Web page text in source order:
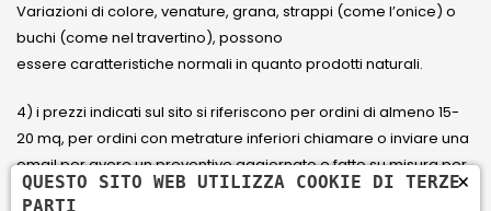
Variazioni di colore, venature, grana, strappi (come l’onice) o
buchi (come nel travertino), possono
essere caratteristiche normali in quanto prodotti naturali.
4) i prezzi indicati sul sito si riferiscono per ordini di almeno 15-
20 mq, per ordini con metrature inferiori chiamare o inviare una
email per avere un preventivo aggiornato e fatto su misura per
il cliente.
×
QUESTO SITO WEB UTILIZZA COOKIE DI TERZE
PARTI